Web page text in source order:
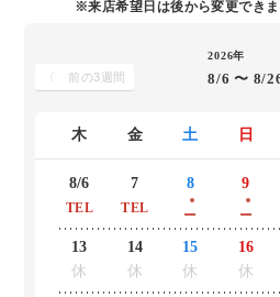
入力が途中の
本当にページから
来店希望日は後から変更でき
2026年
8/6 〜 8/
木 金 土 日
8/6
TEL
7
TEL
8 9
13
休
14
休
15
休
16
休